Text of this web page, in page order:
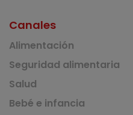
Canales
Alimentación
Seguridad alimentaria
Salud
Bebé e infancia